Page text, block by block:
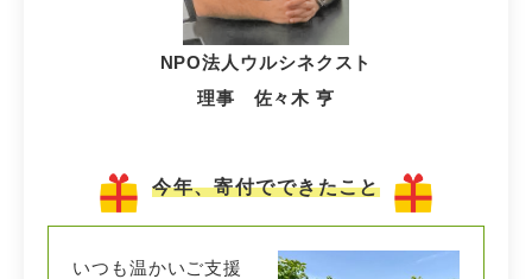
NPO法人ウルシネクスト
理事 佐々木 亨
今年、寄付でできたこと
いつも温かいご支援